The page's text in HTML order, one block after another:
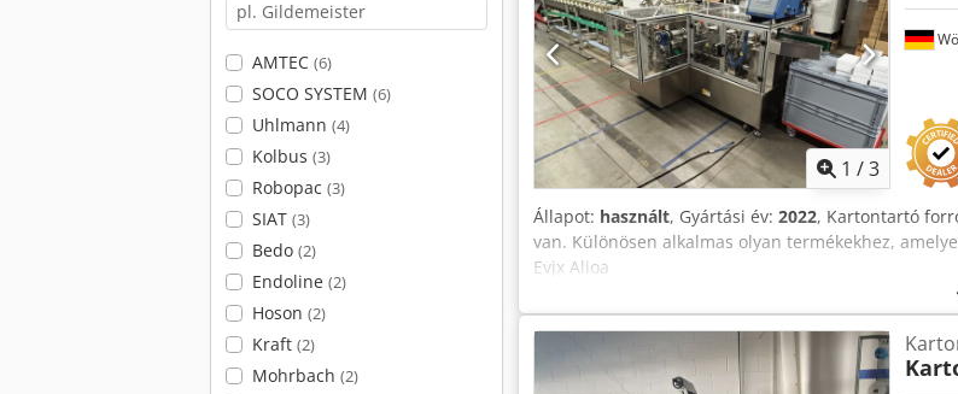
AMTEC (6)
SOCO SYSTEM (6)
Uhlmann (4)
Kolbus (3)
Robopac (3)
SIAT (3)
Bedo (2)
Endoline (2)
Hoson (2)
Kraft (2)
Mohrbach (2)
1 /3
Állapot: használt, Gyártási év: 2022, Kartontartó
van. Különösen alkalmas olyan termékekhez,
Evjx Alioa